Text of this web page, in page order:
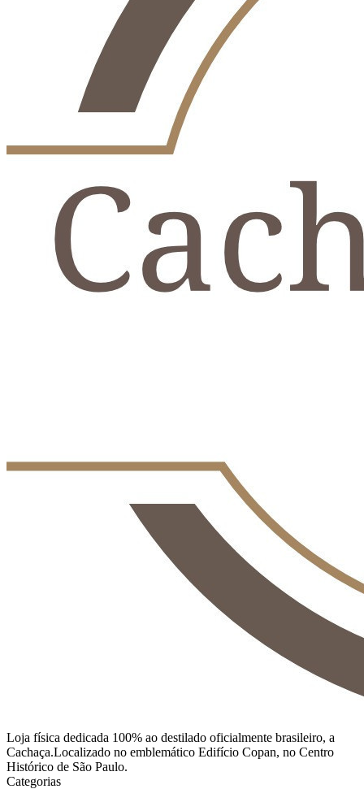
Loja física dedicada 100% ao destilado oficialmente brasileiro, a
Cachaça.Localizado no emblemático Edifício Copan, no Centro
Histórico de São Paulo.
Categorias